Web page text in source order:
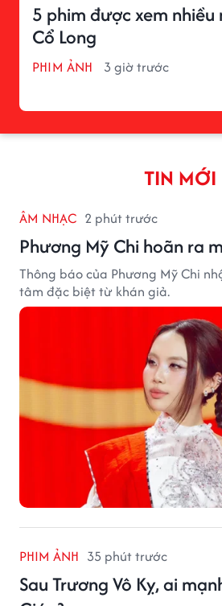
5 phim được xem nhiều
Cổ Long
PHIM ẢNH 3 giờ trước
TIN MỚI
ÂM NHẠC 2 phút trước
Phương Mỹ Chi hoãn ra
Thông báo của Phương Mỹ Chi
tâm đặc biệt từ khán giả.
PHIM ẢNH 35 phút trước
Sau Trương Vô Kỵ, ai